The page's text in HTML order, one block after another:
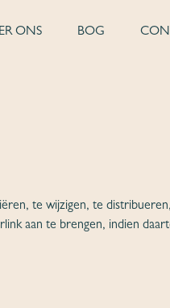
ONS BOG
te wijzigen, te
aan te brengen, indien